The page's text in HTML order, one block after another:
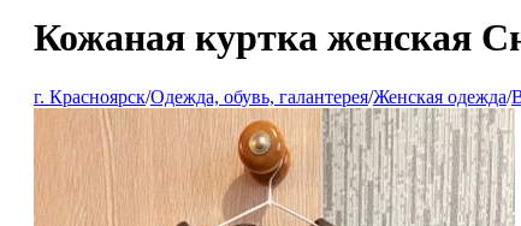
Кожаная куртка женская
г. Красноярск/Одежда, обувь, галантерея/Женская одежда/